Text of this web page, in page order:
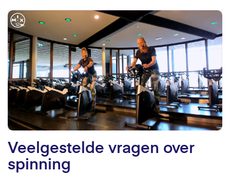
Veelgestelde vragen over
spinning